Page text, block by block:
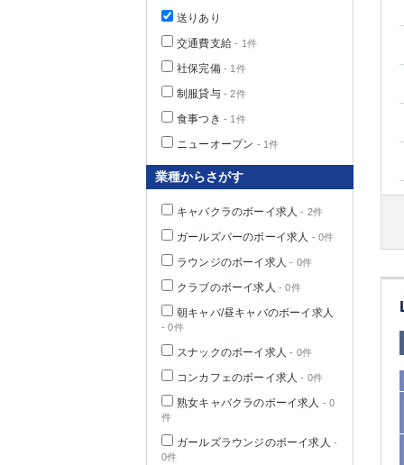
送りあり
交通費支給 - 1件
社保完備- 1件
制服貸与- 2件
食事つき - 1件
ニューオープン - 1件
業種からさがす
キャバクラのボーイ求人 - 2件
ガールズバーのボーイ求人 - 0件
ラウンジのボーイ求人 - 0件
クラブのボーイ求人 - 0件
朝キャバ/昼キャバのボーイ求人
- 0件
スナックのボーイ求人 - 0件
コンカフェのボーイ求人 - 0件
熟女キャバクラのボーイ求人 - 0
件
ガールズラウンジのボーイ求人 -
0件
千葉県
茨城県
群馬県